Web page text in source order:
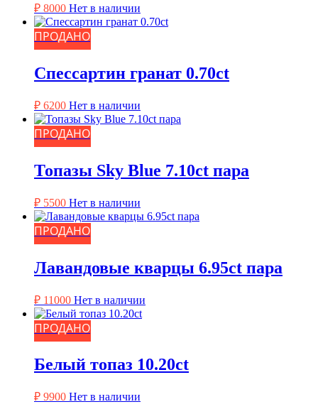
₽ 8000 Нет в наличии
ПРОДАНО
Спессартин гранат 0.70ct
₽ 6200 Нет в наличии
ПРОДАНО
Топазы Sky Blue 7.10ct пара
₽ 5500 Нет в наличии
ПРОДАНО
Лавандовые кварцы 6.95ct пара
₽ 11000 Нет в наличии
ПРОДАНО
Белый топаз 10.20ct
₽ 9900 Нет в наличии